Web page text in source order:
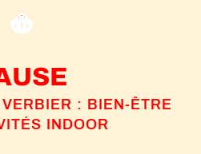
: BIEN-ÊTRE
INDOOR